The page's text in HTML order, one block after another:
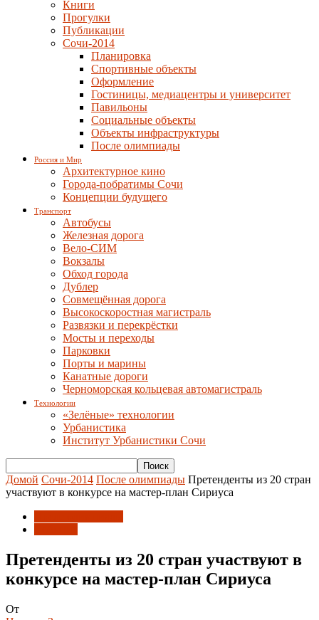
Книги
Прогулки
Публикации
Сочи-2014
Планировка
Спортивные объекты
Оформление
Гостиницы, медиацентры и университет
Павильоны
Социальные объекты
Объекты инфраструктуры
После олимпиады
Россия и Мир
Архитектурное кино
Города-побратимы Сочи
Концепции будущего
Транспорт
Автобусы
Железная дорога
Вело-СИМ
Вокзалы
Обход города
Дублер
Совмещённая дорога
Высокоскоростная магистраль
Развязки и перекрёстки
Мосты и переходы
Парковки
Порты и марины
Канатные дороги
Черноморская кольцевая автомагистраль
Технологии
«Зелёные» технологии
Урбанистика
Институт Урбанистики Сочи
Домой Сочи-2014 После олимпиады Претенденты из 20 стран
участвуют в конкурсе на мастер-план Сириуса
Претенденты из 20 стран участвуют в
конкурсе на мастер-план Сириуса
От